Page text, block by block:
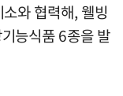
와 협력해, 웰빙
능식품 6종을 발